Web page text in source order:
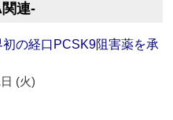
連‐
の経口PCSK9阻害薬を承
(火)